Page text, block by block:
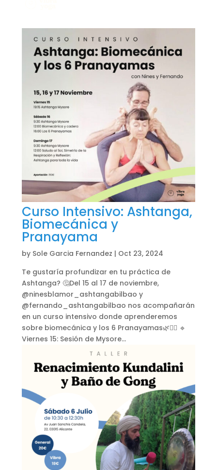
Curso Intensivo: Ashtanga,
Biomecánica y
Pranayama
by Sole Garcia Fernandez | Oct 23, 2024
Te gustaría profundizar en tu práctica de
Ashtanga? 🤔Del 15 al 17 de noviembre,
@ninesblamor_ashtangabilbao y
@fernando_ashtangabilbao nos acompañarán
en un curso intensivo donde aprenderemos
sobre biomecánica y los 6 Pranayamas🌿🧘‍♀️ 🔹
Viernes 15: Sesión de Mysore...